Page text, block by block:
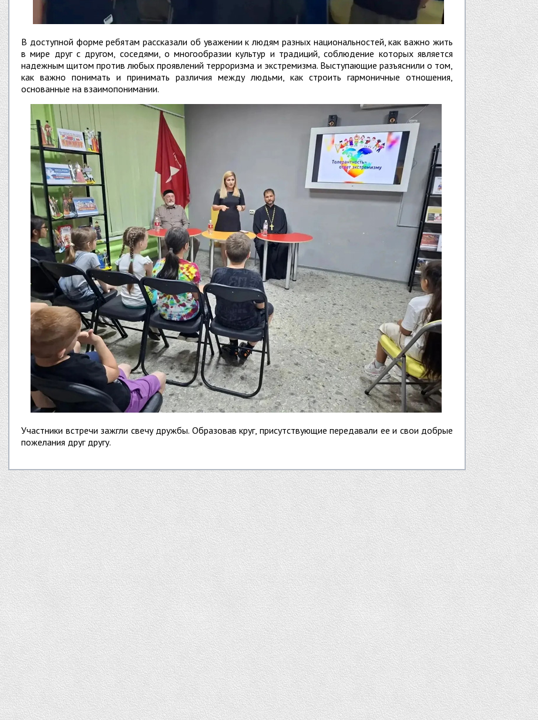
В доступной форме ребятам рассказали об уважении к людям разных национальностей, как важно жить
в мире друг с другом, соседями, о многообразии культур и традиций, соблюдение которых является
надежным щитом против любых проявлений терроризма и экстремизма. Выступающие разъяснили о том,
как важно понимать и принимать различия между людьми, как строить гармоничные отношения,
основанные на взаимопонимании.
Участники встречи зажгли свечу дружбы. Образовав круг, присутствующие передавали ее и свои добрые
пожелания друг другу.